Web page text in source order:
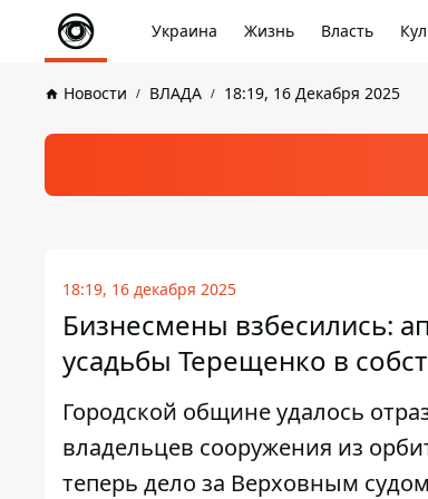
Украина Жизнь Власть
Новости ВЛАДА 18:19, 16 Декабря 2025
18:19, 16 декабря 2025
Бизнесмены взбесились:
усадьбы Терещенко в
Городской общине удалось
владельцев сооружения из
теперь дело за Верховным судом